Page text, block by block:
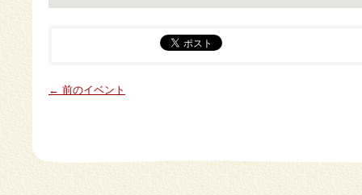
← 前のイベント